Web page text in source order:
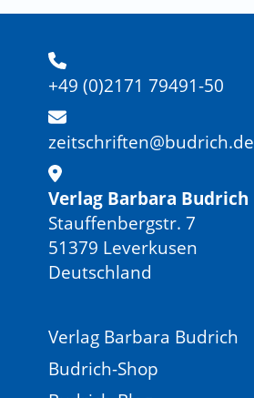
+49 (0)2171 79491-50
zeitschriften@budrich.de
Verlag Barbara Budrich
Stauffenbergstr. 7
51379 Leverkusen
Deutschland
Verlag Barbara Budrich
Budrich-Shop